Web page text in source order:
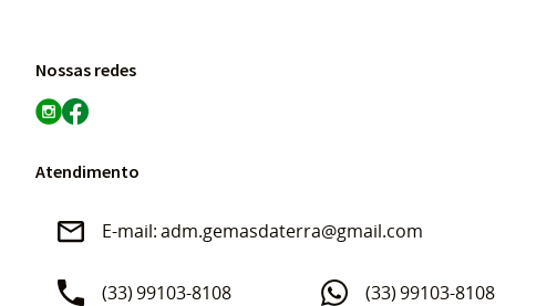
Nossas redes
Atendimento
(33)99103-8108 (33)99103-8108
adm.gemasdaterra@gmail.com